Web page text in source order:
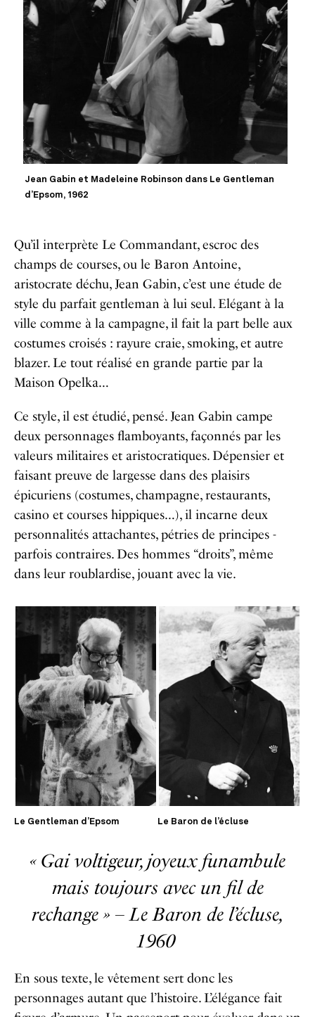
Jean Gabin et Madeleine Robinson dans Le Gentleman
d’Epsom, 1962
Qu’il interprète Le Commandant, escroc des
champs de courses, ou le Baron Antoine,
aristocrate déchu, Jean Gabin, c’est une étude de
style du parfait gentleman à lui seul. Elégant à la
ville comme à la campagne, il fait la part belle aux
costumes croisés : rayure craie, smoking, et autre
blazer. Le tout réalisé en grande partie par la
Maison Opelka…
Ce style, il est étudié, pensé. Jean Gabin campe
deux personnages flamboyants, façonnés par les
valeurs militaires et aristocratiques. Dépensier et
faisant preuve de largesse dans des plaisirs
épicuriens (costumes, champagne, restaurants,
casino et courses hippiques…), il incarne deux
personnalités attachantes, pétries de principes -
parfois contraires. Des hommes “droits”, même
dans leur roublardise, jouant avec la vie.
Le Gentleman d’Epsom Le Baron de l’écluse
« Gai voltigeur, joyeux funambule
mais toujours avec un fil de
rechange » – Le Baron de l’écluse,
1960
En sous texte, le vêtement sert donc les
personnages autant que l’histoire. L’élégance fait